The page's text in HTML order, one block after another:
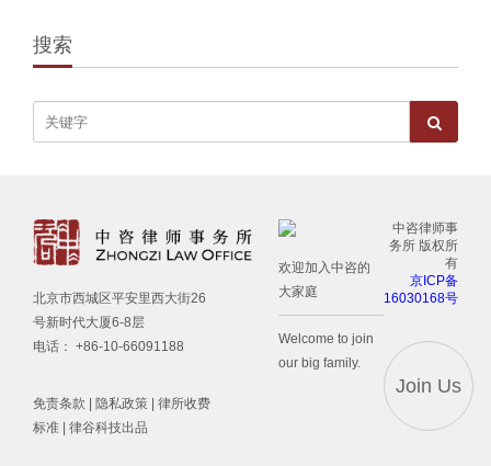
搜索
北京市西城区平安里西大街26
号新时代大厦6-8层
电话： +86-10-66091188
免责条款 隐私政策
律所收费
标准 | 律谷科技出品
欢迎加入中咨的
大家庭
Welcome to join
our big family.
中咨律师事
务所 版权所
有
京ICP备
16030168号
Join Us